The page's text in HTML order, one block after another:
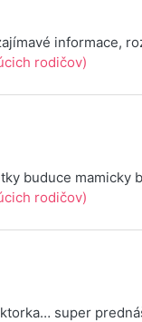
informace,
rodičov)
buduce mamicky
rodičov)
super